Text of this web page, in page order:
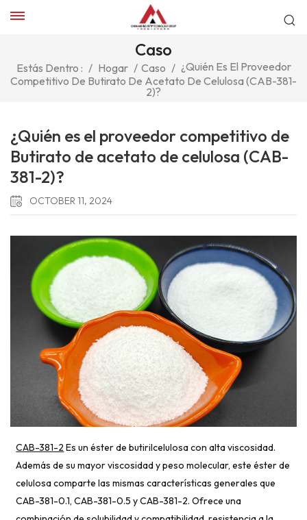
Caso
Estás Dentro : / Hogar / Caso / ¿Quién Es El Proveedor
Competitivo De Butirato De Acetato De Celulosa (CAB-381-
2)?
¿Quién es el proveedor competitivo de
Butirato de acetato de celulosa (CAB-
381-2)?
OCTOBER 11, 2024
CAB-381-2 Es un éster de butirilcelulosa con alta viscosidad.
Además de su mayor viscosidad y peso molecular, este éster de
celulosa comparte las mismas características generales que
CAB-381-0.1, CAB-381-0.5 y CAB-381-2. Ofrece una